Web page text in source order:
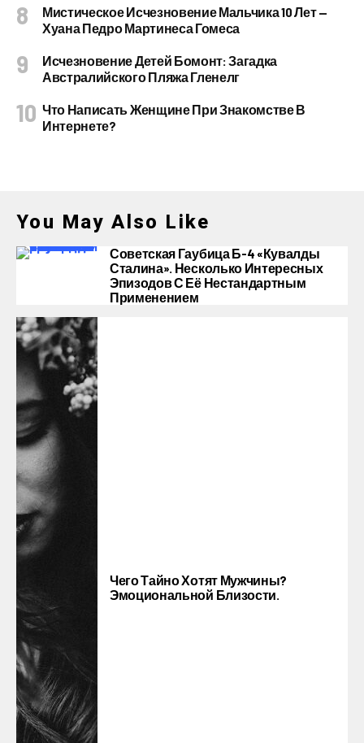
Мистическое Исчезновение Мальчика 10 Лет —
Хуана Педро Мартинеса Гомеса
Исчезновение Детей Бомонт: Загадка
Австралийского Пляжа Гленелг
Что Написать Женщине При Знакомстве В
Интернете?
You May Also Like
Советская Гаубица Б-4 «Кувалды
Сталина». Несколько Интересных
Эпизодов С Её Нестандартным
Применением
Чего Тайно Хотят Мужчины?
Эмоциональной Близости.